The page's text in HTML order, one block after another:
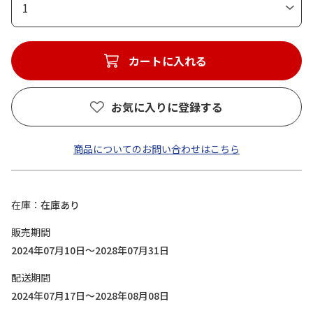
1
カートに入れる
お気に入りに登録する
商品についてのお問い合わせはこちら
在庫
在庫あり
販売期間
2024年07月10日～2028年07月31日
配送期間
2024年07月17日～2028年08月08日